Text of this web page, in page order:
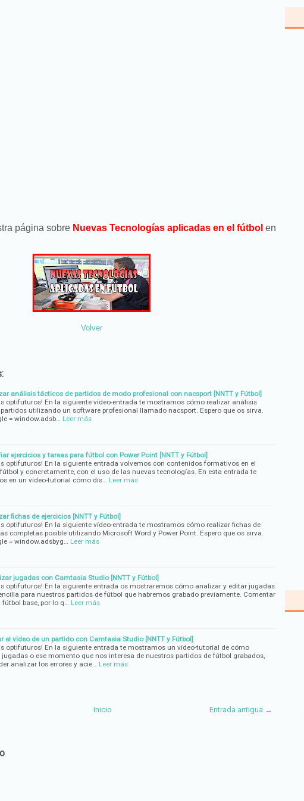
página sobre Nuevas Tecnologías aplicadas en el fútbol en
Volver
análisis tácticos de partidos de modo profesional con nacsport [NNTT y Fútbol]
optifuturos! En la siguiente vídeo-entrada te mostramos cómo realizar análisis
utilizando un software profesional llamado nacsport. Espero que os sirva.
= window.adsb… Leer más
ejercicios y tareas para fútbol con Power Point [NNTT y Fútbol]
optifuturos! En la siguiente entrada volvemos con contenidos formativos en el
y concretamente, con el uso de las nuevas tecnologías. En esta entrada te
en un vídeo-tutorial cómo dis… Leer más
fichas de ejercicios [NNTT y Fútbol]
optifuturos! En la siguiente vídeo-entrada te mostramos cómo realizar fichas de
completas posible utilizando Microsoft Word y Power Point. Espero que os sirva.
= window.adsbyg… Leer más
jugadas con Camtasia Studio [NNTT y Fútbol]
optifuturos! En la siguiente entrada os mostraremos cómo analizar y editar jugadas
para nuestros partidos de fútbol que habremos grabado previamente. Comentar
fútbol base, por lo q… Leer más
el vídeo de un partido con Camtasia Studio [NNTT y Fútbol]
optifuturos! En la siguiente entrada te mostramos un vídeo-tutorial de cómo
jugadas o ese momento que nos interesa de nuestros partidos de fútbol grabados,
analizar los errores y acie… Leer más
Entrada antigua →
Inicio